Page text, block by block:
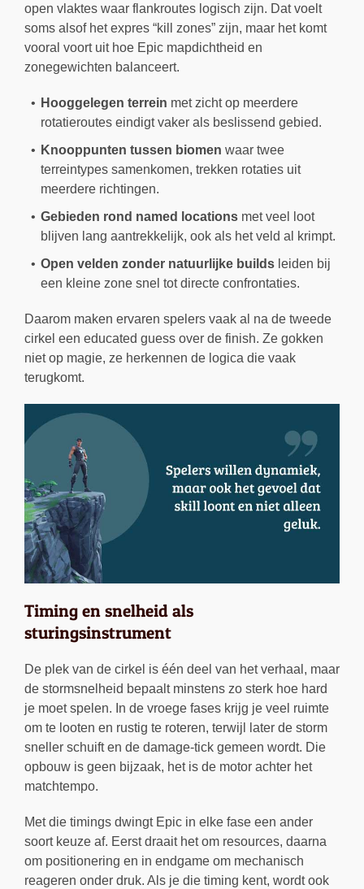
open vlaktes waar flankroutes logisch zijn. Dat voelt
soms alsof het expres “kill zones” zijn, maar het komt
vooral voort uit hoe Epic mapdichtheid en
zonegewichten balanceert.
Hooggelegen terrein met zicht op meerdere
rotatieroutes eindigt vaker als beslissend gebied.
Knooppunten tussen biomen waar twee
terreintypes samenkomen, trekken rotaties uit
meerdere richtingen.
Gebieden rond named locations met veel loot
blijven lang aantrekkelijk, ook als het veld al krimpt.
Open velden zonder natuurlijke builds leiden bij
een kleine zone snel tot directe confrontaties.
Daarom maken ervaren spelers vaak al na de tweede
cirkel een educated guess over de finish. Ze gokken
niet op magie, ze herkennen de logica die vaak
terugkomt.
Timing en snelheid als
sturingsinstrument
De plek van de cirkel is één deel van het verhaal, maar
de stormsnelheid bepaalt minstens zo sterk hoe hard
je moet spelen. In de vroege fases krijg je veel ruimte
om te looten en rustig te roteren, terwijl later de storm
sneller schuift en de damage-tick gemeen wordt. Die
opbouw is geen bijzaak, het is de motor achter het
matchtempo.
Met die timings dwingt Epic in elke fase een ander
soort keuze af. Eerst draait het om resources, daarna
om positionering en in endgame om mechanisch
reageren onder druk. Als je die timing kent, wordt ook